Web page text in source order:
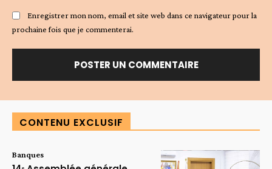
Enregistrer mon nom, email et site web dans ce navigateur pour la
prochaine fois que je commenterai.
CONTENU EXCLUSIF
Banques